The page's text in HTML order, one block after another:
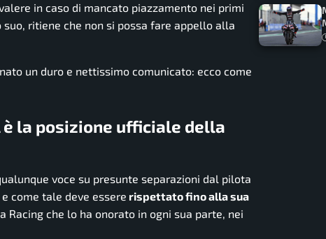
in caso di mancato piazzamento nei primi
ritiene che non si possa fare appello alla
un duro e nettissimo comunicato: ecco come
la posizione ufficiale della
voce su presunte separazioni dal pilota
, e come tale deve essere rispettato fino alla sua
che lo ha onorato in ogni sua parte, nei